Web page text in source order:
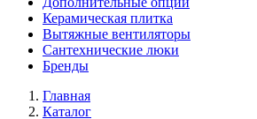
Керамическая плитка
Вытяжные вентиляторы
Сантехнические люки
Бренды
Главная
Каталог